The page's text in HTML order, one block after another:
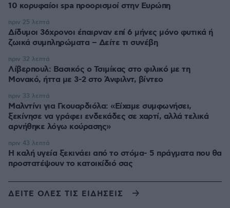
10 κορυφαίοι spa προορισμοί στην Ευρώπη
Δίδυμοι 36χρονοι έπαιρναν επί 6 μήνες μόνο φυτικά ή
ζωικά συμπληρώματα – Δείτε τι συνέβη
πριν 25 λεπτά
Λίβερπουλ: Βασικός ο Τσιμίκας στο φιλικό με τη
Μονακό, ήττα με 3-2 στο Άνφιλντ, βίντεο
πριν 32 λεπτά
Μαλντίνι για Γκουαρδιόλα: «Είχαμε συμφωνήσει,
ξεκίνησε να γράφει ενδεκάδες σε χαρτί, αλλά τελικά
αρνήθηκε λόγω κούρασης»
πριν 33 λεπτά
Η καλή υγεία ξεκινάει από το στόμα- 5 πράγματα που θα
προστατέψουν το κατοικίδιό σας
πριν 43 λεπτά
ΔΕΙΤΕ ΟΛΕΣ ΤΙΣ ΕΙΔΗΣΕΙΣ